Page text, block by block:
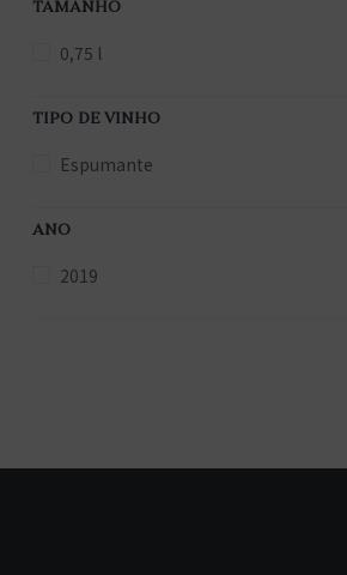
TAMANHO
0,75 l
TIPO DE VINHO
Espumante
ANO
2019